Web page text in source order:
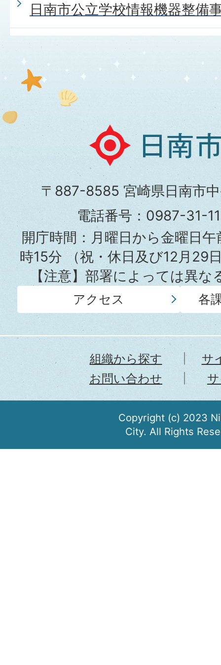
日南市公立学校情報機器整備
日
南
市
役
所
〒887-8585 宮崎県日南市
電話番号：0987-31-
開庁時間：月曜日から金曜日
時15分（祝・休日及び12月29
【注意】部署によっては異
アクセス 各
組織から探す
サ
お問い合わせ
Copyright (c) 2023
City. All Rights